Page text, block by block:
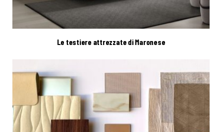
Le testiere attrezzate di Maronese